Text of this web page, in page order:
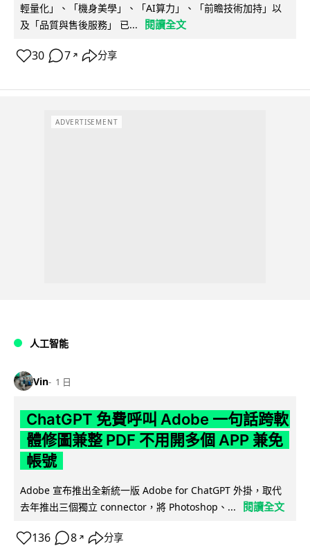
輕量化」、「機身美學」、「AI算力」、「前瞻技術加持」以
及「品質與售後服務」 已...
閱讀全文
30 7 ↗ 分享
ADVERTISEMENT
人工智能
Vin 1 日
ChatGPT 免費呼叫 Adobe 一句話跨軟
體修圖兼整 PDF 不用開多個 APP 兼免
帳號
Adobe 宣布推出全新統一版 Adobe for ChatGPT 外掛，取代
去年推出三個獨立 connector，將 Photoshop、...
閱讀全文
136 8 ↗ 分享